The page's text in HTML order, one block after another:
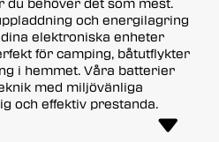
och energilagring
elektroniska enheter
för camping, båtutflykter
i hemmet. Våra batterier
med miljövänliga
och effektiv prestanda.